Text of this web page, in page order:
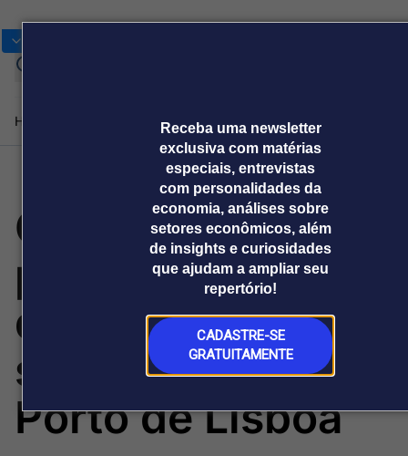
Receba uma newsletter
exclusiva com matérias
especiais, entrevistas
com personalidades da
economia, análises sobre
setores econômicos, além
de insights e curiosidades
que ajudam a ampliar seu
repertório!
CADASTRE-SE
GRATUITAMENTE
Home Produtos e soluções Notícias
Broadcast
Broadcast+
O mercado
financeiro em
Broadcast
agronegócio
Soluções de Dados
e Conteúdos
OTC
Datafeed
Releases Broadcast
Prêmio Broadcast
Empresas
Releases
CBPM apresenta
potencial mineral
da Bahia em
seminário no
Porto de Lisboa